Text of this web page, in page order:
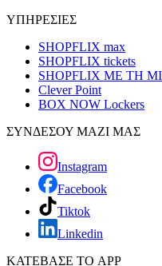
ΥΠΗΡΕΣΙΕΣ
SHOPFLIX max
SHOPFLIX tickets
SHOPFLIX ΜΕ ΤΗ
Clever Point
BOX NOW Lockers
ΣΥΝΔΕΣΟΥ ΜΑΖΙ ΜΑΣ
Instagram
Facebook
Tiktok
Linkedin
ΚΑΤΕΒΑΣΕ ΤΟ APP